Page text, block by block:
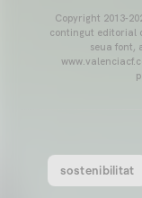
Copyright 2013-
contingut editorial
seua font,
sostenibilitat